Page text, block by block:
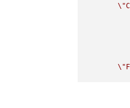
\"
\"